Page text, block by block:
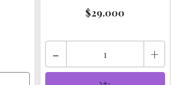
$29.000
- +